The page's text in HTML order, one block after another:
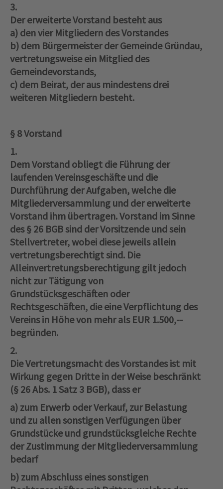
3.
Der erweiterte Vorstand besteht aus
a) den vier Mitgliedern des Vorstandes
b) dem Bürgermeister der Gemeinde Gründau,
vertretungsweise ein Mitglied des
Gemeindevorstands,
c) dem Beirat, der aus mindestens drei
weiteren Mitgliedern besteht.
§ 8 Vorstand
1.
Dem Vorstand obliegt die Führung der
laufenden Vereinsgeschäfte und die
Durchführung der Aufgaben, welche die
Mitgliederversammlung und der erweiterte
Vorstand ihm übertragen. Vorstand im Sinne
des § 26 BGB sind der Vorsitzende und sein
Stellvertreter, wobei diese jeweils allein
vertretungsberechtigt sind. Die
Alleinvertretungsberechtigung gilt jedoch
nicht zur Tätigung von
Grundstücksgeschäften oder
Rechtsgeschäften, die eine Verpflichtung des
Vereins in Höhe von mehr als EUR 1.500,--
begründen.
2.
Die Vertretungsmacht des Vorstandes ist mit
Wirkung gegen Dritte in der Weise beschränkt
(§ 26 Abs. 1 Satz 3 BGB), dass er
a) zum Erwerb oder Verkauf, zur Belastung
und zu allen sonstigen Verfügungen über
Grundstücke und grundstücksgleiche Rechte
der Zustimmung der Mitgliederversammlung
bedarf
b) zum Abschluss eines sonstigen